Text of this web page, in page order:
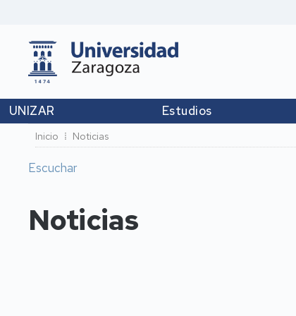
UNIZAR Estudios
Ruta
de
navegación
Inicio Noticias
Escuchar
Noticias